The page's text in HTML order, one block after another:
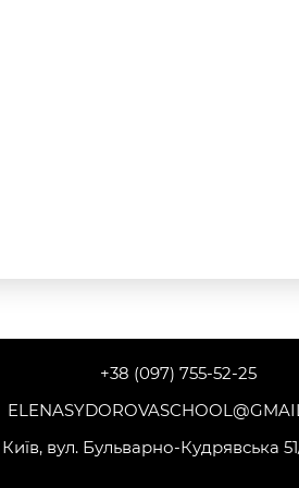
+38 (097) 755-52-25
вул. Бульварно-Кудрявська